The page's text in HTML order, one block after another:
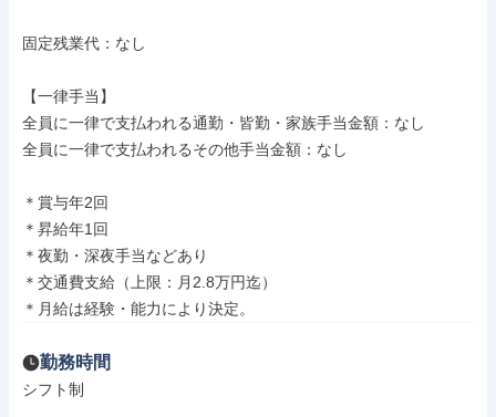
固定残業代：なし
【一律手当】
全員に一律で支払われる通勤・皆勤・家族手当金額：なし
全員に一律で支払われるその他手当金額：なし
＊賞与年2回
＊昇給年1回
＊夜勤・深夜手当などあり
＊交通費支給（上限：月2.8万円迄）
＊月給は経験・能力により決定。
勤務時間
シフト制